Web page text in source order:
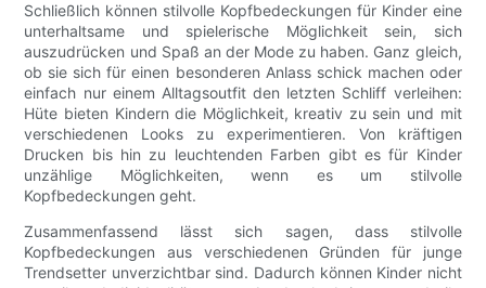
Schließlich können stilvolle Kopfbedeckungen für Kinder eine
unterhaltsame und spielerische Möglichkeit sein, sich
auszudrücken und Spaß an der Mode zu haben. Ganz gleich,
ob sie sich für einen besonderen Anlass schick machen oder
einfach nur einem Alltagsoutfit den letzten Schliff verleihen:
Hüte bieten Kindern die Möglichkeit, kreativ zu sein und mit
verschiedenen Looks zu experimentieren. Von kräftigen
Drucken bis hin zu leuchtenden Farben gibt es für Kinder
unzählige Möglichkeiten, wenn es um stilvolle
Kopfbedeckungen geht.
Zusammenfassend lässt sich sagen, dass stilvolle
Kopfbedeckungen aus verschiedenen Gründen für junge
Trendsetter unverzichtbar sind. Dadurch können Kinder nicht